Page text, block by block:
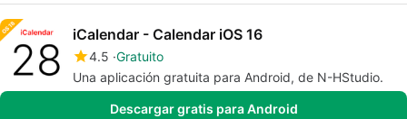
iCalendar - Calendar iOS 16
4.5 Gratuito
Una aplicación gratuita para Android, de N-HStudio.
Descargar gratis para Android